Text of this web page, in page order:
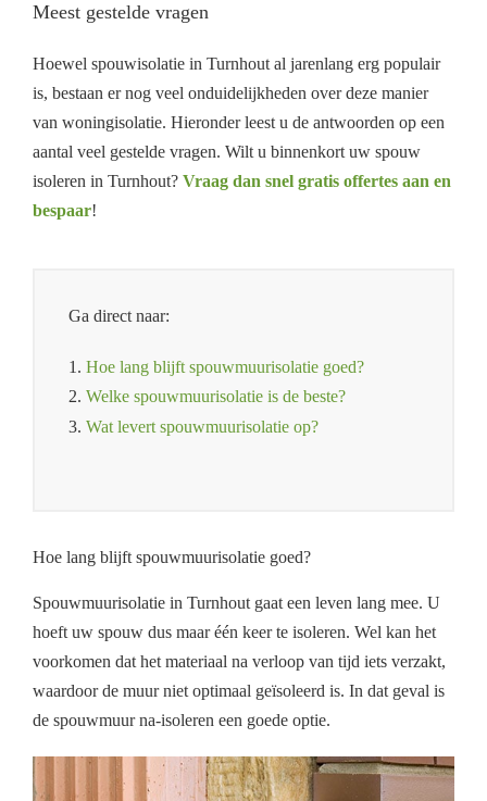
Meest gestelde vragen
Hoewel spouwisolatie in Turnhout al jarenlang erg populair
is, bestaan er nog veel onduidelijkheden over deze manier
van woningisolatie. Hieronder leest u de antwoorden op een
aantal veel gestelde vragen. Wilt u binnenkort uw spouw
isoleren in Turnhout? Vraag dan snel gratis offertes aan en
bespaar!
Ga direct naar:
1. Hoe lang blijft spouwmuurisolatie goed?
2. Welke spouwmuurisolatie is de beste?
3. Wat levert spouwmuurisolatie op?
Hoe lang blijft spouwmuurisolatie goed?
Spouwmuurisolatie in Turnhout gaat een leven lang mee. U
hoeft uw spouw dus maar één keer te isoleren. Wel kan het
voorkomen dat het materiaal na verloop van tijd iets verzakt,
waardoor de muur niet optimaal geïsoleerd is. In dat geval is
de spouwmuur na-isoleren een goede optie.